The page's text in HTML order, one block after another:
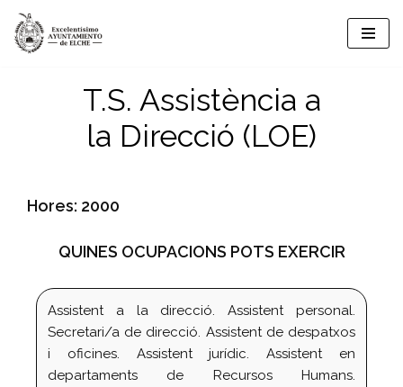
Vés
T.S. Assistència a
la Direcció (LOE)
Hores: 2000
QUINES OCUPACIONS POTS EXERCIR
Assistent a la direcció. Assistent personal.
Secretari/a de direcció. Assistent de despatxos
i oficines. Assistent jurídic. Assistent en
departaments de Recursos Humans.